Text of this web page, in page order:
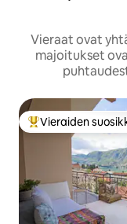
Vieraat ovat
majoitukset
Vieraiden
Vieraiden